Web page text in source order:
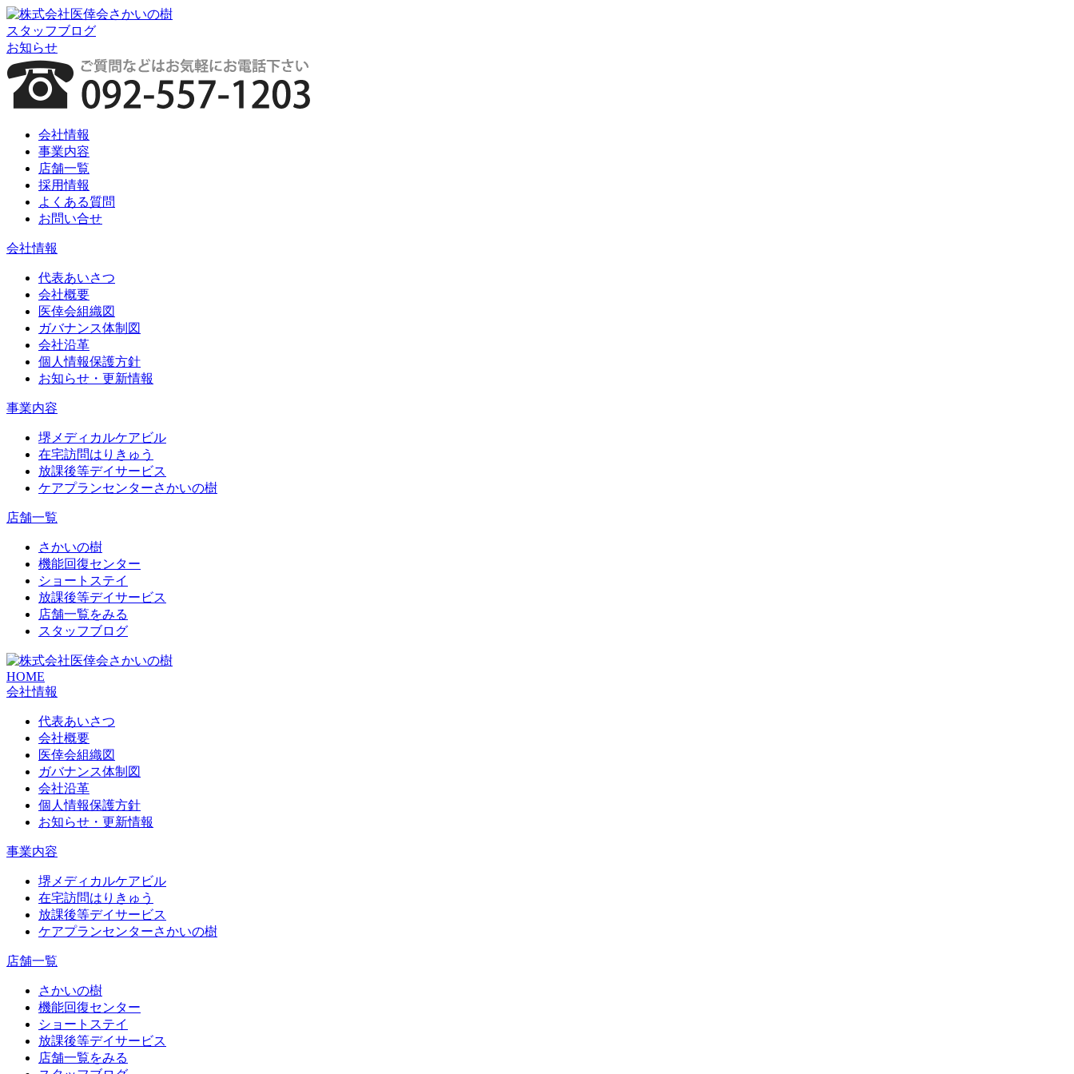
スタッフブログ
お知らせ
会社情報
事業内容
店舗一覧
採用情報
よくある質問
お問い合せ
会社情報
代表あいさつ
会社概要
医倖会組織図
ガバナンス体制図
会社沿革
個人情報保護方針
お知らせ・更新情報
事業内容
堺メディカルケアビル
在宅訪問はりきゅう
放課後等デイサービス
ケアプランセンターさかいの樹
店舗一覧
さかいの樹
機能回復センター
ショートステイ
放課後等デイサービス
店舗一覧をみる
スタッフブログ
HOME
会社情報
代表あいさつ
会社概要
医倖会組織図
ガバナンス体制図
会社沿革
個人情報保護方針
お知らせ・更新情報
事業内容
堺メディカルケアビル
在宅訪問はりきゅう
放課後等デイサービス
ケアプランセンターさかいの樹
店舗一覧
さかいの樹
機能回復センター
ショートステイ
放課後等デイサービス
店舗一覧をみる